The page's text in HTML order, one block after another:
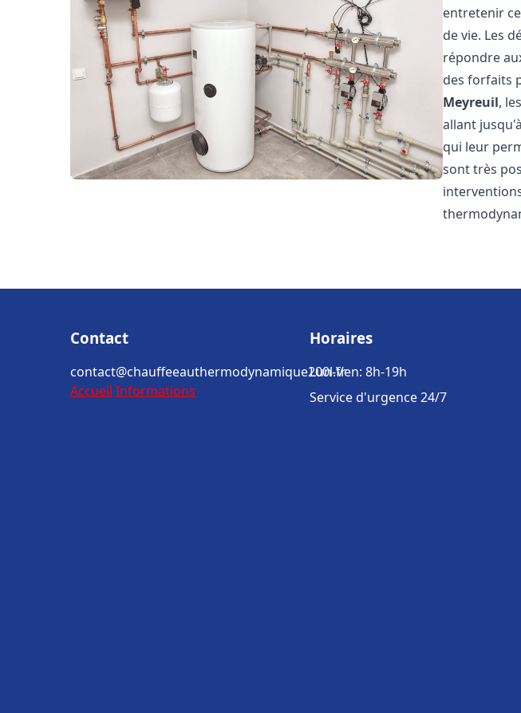
entretenir
de vie. Les
répondre
des forfaits
Meyreuil,
allant
qui leur
sont très
Contact
contact@chauffeeauthermodynamique200l.fr
Accueil Informations
Horaires
Lun-Ven: 8h-19h
Service d'urgence 24/7